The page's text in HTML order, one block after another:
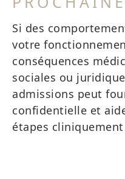
Si des
votre
conséquences
sociales ou
admissions peut
confidentielle et
étapes